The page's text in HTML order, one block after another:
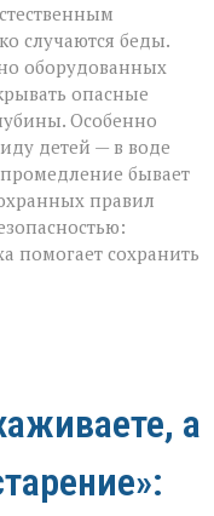
случаются беды.
оборудованных
опасные
Особенно
детей — в воде
бывает
правил
помогает сохранить
а